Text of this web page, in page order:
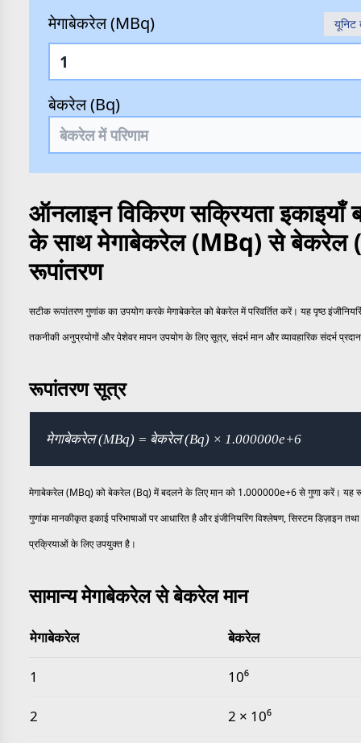
मेगाबेकरेल (MBq) यूनिट
बेकरेल (Bq)
ऑनलाइन विकिरण सक्रियता इकाइयाँ
के साथ मेगाबेकरेल (MBq) से बेकरेल
रूपांतरण
सटीक रूपांतरण गुणांक का उपयोग करके मेगाबेकरेल को बेकरेल में परिवर्तित करें। यह पृष्ठ
तकनीकी अनुप्रयोगों और पेशेवर मापन उपयोग के लिए सूत्र, संदर्भ मान और व्यावहारिक संदर्भ
रूपांतरण सूत्र
मेगाबेकरेल (MBq) = बेकरेल (Bq) × 1.000000e+6
मेगाबेकरेल (MBq) को बेकरेल (Bq) में बदलने के लिए मान को 1.000000e+6 से गुणा करें। यह
गुणांक मानकीकृत इकाई परिभाषाओं पर आधारित है और इंजीनियरिंग विश्लेषण, सिस्टम डिज़ाइन
प्रक्रियाओं के लिए उपयुक्त है।
सामान्य मेगाबेकरेल से बेकरेल मान
सामान्य मेगाबेकरेल से बेकरेल मान
मेगाबेकरेल बेकरेल
1 10⁶
2 2 × 10⁶